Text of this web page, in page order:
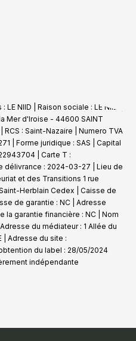
NIID | Raison sociale : LE NIID |
Mer d'Iroise - 44600 SAINT
RCS : Saint-Nazaire | Numero TVA
| Forme juridique : SAS | Capital
| Carte T :
délivrance : 2024-03-27 | Lieu de
et des Transitions 1 rue
Herblain Cedex | Caisse de
de garantie : NC | Adresse
la garantie financière : NC | Nom
du médiateur : 1 Allée du
| Adresse du site :
du label : 28/05/2024
indépendante